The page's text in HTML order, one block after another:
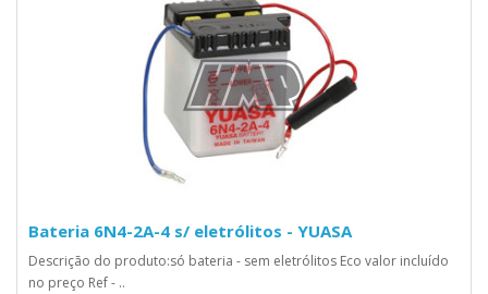
Bateria 6N4-2A-4 s/ eletrólitos - YUASA
Descrição do produto:só bateria - sem eletrólitos Eco valor incluído
no preço Ref - ..